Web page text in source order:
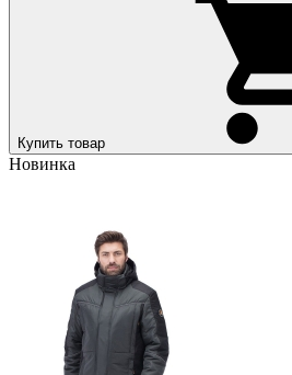
Купить товар
Новинка